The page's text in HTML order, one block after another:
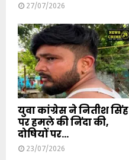
27/07/2026
युवा कांग्रेस ने नितीश सिंह
पर हमले की निंदा की,
दोषियों पर...
23/07/2026